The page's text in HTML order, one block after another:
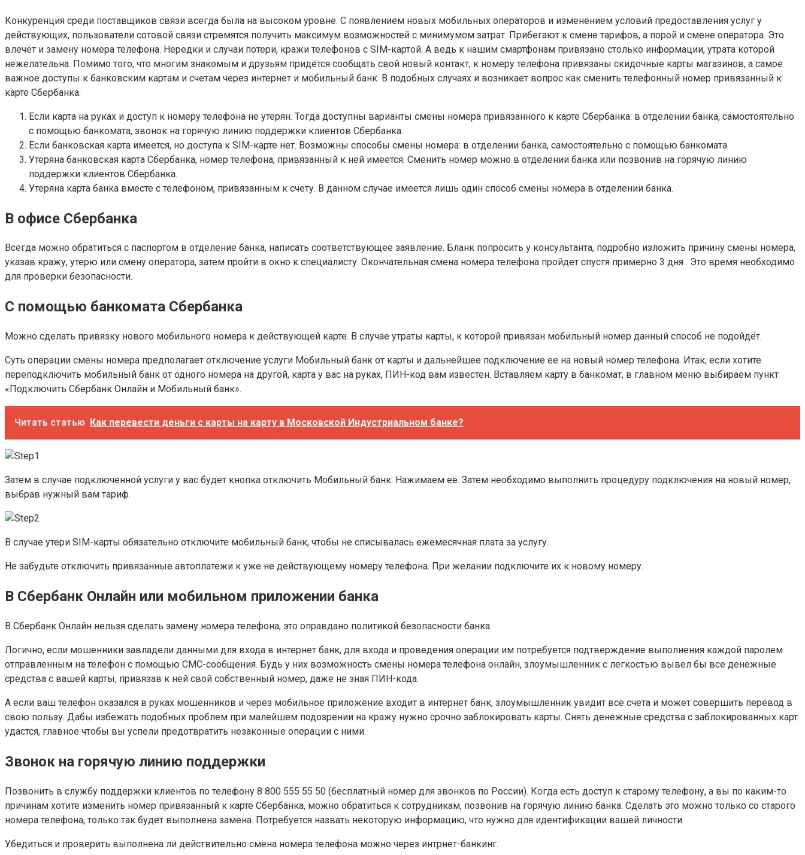
Конкуренция среди поставщиков связи всегда была на высоком уровне. С появлением новых мобильных операторов и изменением условий предоставления услуг у
действующих, пользователи сотовой связи стремятся получить максимум возможностей с минимумом затрат. Прибегают к смене тарифов, а порой и смене оператора. Это
влечёт и замену номера телефона. Нередки и случаи потери, кражи телефонов с SIM-картой. А ведь к нашим смартфонам привязано столько информации, утрата которой
нежелательна. Помимо того, что многим знакомым и друзьям придётся сообщать свой новый контакт, к номеру телефона привязаны скидочные карты магазинов, а самое
важное доступы к банковским картам и счетам через интернет и мобильный банк. В подобных случаях и возникает вопрос как сменить телефонный номер привязанный к
карте Сбербанка.
Если карта на руках и доступ к номеру телефона не утерян. Тогда доступны варианты смены номера привязанного к карте Сбербанка: в отделении банка, самостоятельно
с помощью банкомата, звонок на горячую линию поддержки клиентов Сбербанка.
Если банковская карта имеется, но доступа к SIM-карте нет. Возможны способы смены номера: в отделении банка, самостоятельно с помощью банкомата.
Утеряна банковская карта Сбербанка, номер телефона, привязанный к ней имеется. Сменить номер можно в отделении банка или позвонив на горячую линию
поддержки клиентов Сбербанка.
Утеряна карта банка вместе с телефоном, привязанным к счету. В данном случае имеется лишь один способ смены номера в отделении банка.
В офисе Сбербанка
Всегда можно обратиться с паспортом в отделение банка, написать соответствующее заявление. Бланк попросить у консультанта, подробно изложить причину смены номера,
указав кражу, утерю или смену оператора, затем пройти в окно к специалисту. Окончательная смена номера телефона пройдет спустя примерно 3 дня . Это время необходимо
для проверки безопасности.
С помощью банкомата Сбербанка
Можно сделать привязку нового мобильного номера к действующей карте. В случае утраты карты, к которой привязан мобильный номер данный способ не подойдёт.
Суть операции смены номера предполагает отключение услуги Мобильный банк от карты и дальнейшее подключение ее на новый номер телефона. Итак, если хотите
переподключить мобильный банк от одного номера на другой, карта у вас на руках, ПИН-код вам известен. Вставляем карту в банкомат, в главном меню выбираем пункт
«Подключить Сбербанк Онлайн и Мобильный банк».
Читать статью Как перевести деньги с карты на карту в Московской Индустриальном банке?
Затем в случае подключенной услуги у вас будет кнопка отключить Мобильный банк. Нажимаем её. Затем необходимо выполнить процедуру подключения на новый номер,
выбрав нужный вам тариф.
В случае утери SIM-карты обязательно отключите мобильный банк, чтобы не списывалась ежемесячная плата за услугу.
Не забудьте отключить привязанные автоплатежи к уже не действующему номеру телефона. При желании подключите их к новому номеру.
В Сбербанк Онлайн или мобильном приложении банка
В Сбербанк Онлайн нельзя сделать замену номера телефона, это оправдано политикой безопасности банка.
Логично, если мошенники завладели данными для входа в интернет банк, для входа и проведения операции им потребуется подтверждение выполнения каждой паролем
отправленным на телефон с помощью СМС-сообщения. Будь у них возможность смены номера телефона онлайн, злоумышленник с легкостью вывел бы все денежные
средства с вашей карты, привязав к ней свой собственный номер, даже не зная ПИН-кода.
А если ваш телефон оказался в руках мошенников и через мобильное приложение входит в интернет банк, злоумышленник увидит все счета и может совершить перевод в
свою пользу. Дабы избежать подобных проблем при малейшем подозрении на кражу нужно срочно заблокировать карты. Снять денежные средства с заблокированных карт
удастся, главное чтобы вы успели предотвратить незаконные операции с ними.
Звонок на горячую линию поддержки
Позвонить в службу поддержки клиентов по телефону 8 800 555 55 50 (бесплатный номер для звонков по России). Когда есть доступ к старому телефону, а вы по каким-то
причинам хотите изменить номер привязанный к карте Сбербанка, можно обратиться к сотрудникам, позвонив на горячую линию банка. Сделать это можно только со старого
номера телефона, только так будет выполнена замена. Потребуется назвать некоторую информацию, что нужно для идентификации вашей личности.
Убедиться и проверить выполнена ли действительно смена номера телефона можно через интрнет-банкинг.